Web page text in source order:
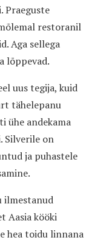
Praeguste
restoranil
Aga sellega
lõppevad.
uus tegija, kuid
tähelepanu
ühe andekama
Silverile on
ja puhastele
ilmestanud
Aasia kööki
hea toidu linnana